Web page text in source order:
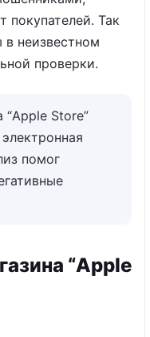
покупателей. Так
в неизвестном
проверки.
Store”
помог
“Apple